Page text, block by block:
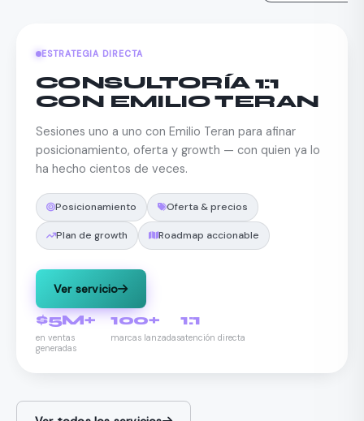
ESTRATEGIA DIRECTA
CONSULTORÍA 1:1
CON EMILIO TERAN
Sesiones uno a uno con Emilio Teran para afinar
posicionamiento, oferta y growth — con quien ya lo
ha hecho cientos de veces.
Posicionamiento Oferta & precios
Plan de growth Roadmap accionable
Ver servicio
$5M+
en ventas
generadas
100+
marcas lanzadas
1:1
atención directa